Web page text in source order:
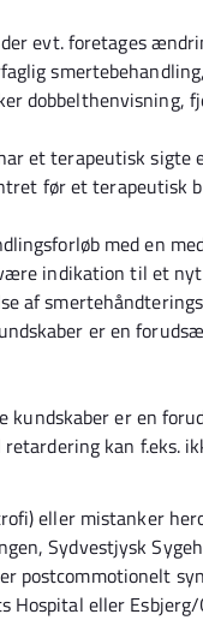
evt. foretages
et terapeutisk
før et terapeutisk
med en
indikation til et
af
er en
kundskaber er en
kan f.eks.
eller mistanker
Sydvestjysk
postcommotionelt
Hospital eller